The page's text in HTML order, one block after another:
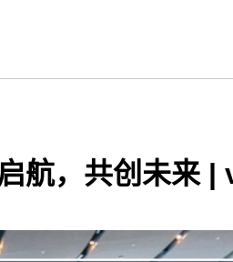
航，共创未来